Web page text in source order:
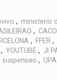
, ministerio
,
, FFER ,
, YOUTUBE , JI
suspensao , UPA